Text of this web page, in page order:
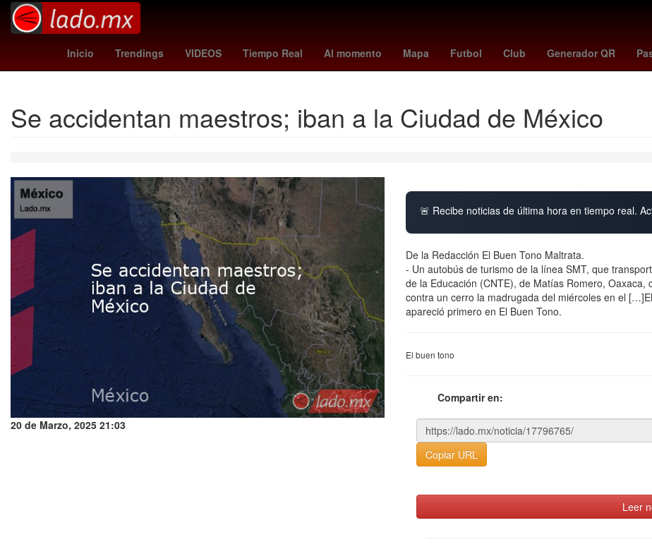
Inicio Trendings VIDEOS Tiempo Real Al momento Mapa Futbol Club Generador QR
alexandra eala remo - santos Venezolanos tubi cubs vs dodgers Brasil tribunal de justicia INAPAM
Se accidentan maestros; iban a la Ciudad de México
20 de Marzo, 2025 21:03
🚨 Recibe noticias de última hora en tiempo real.
De la Redacción El Buen Tono Maltrata.
- Un autobús de turismo de la línea SMT, que
de la Educación (CNTE), de Matías Romero,
contra un cerro la madrugada del miércoles en el
apareció primero en El Buen Tono.
El buen tono
Compartir en:
Copiar URL
Leer